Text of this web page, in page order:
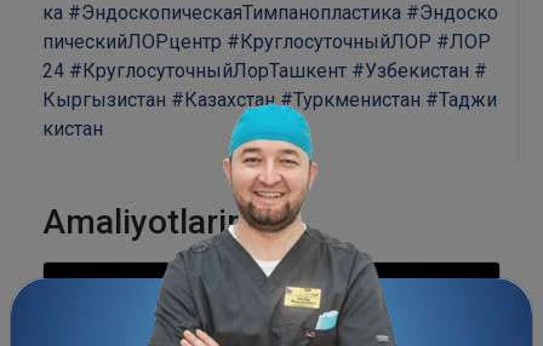
ка #ЭндоскопическаяТимпанопластика #Эндоско
пическийЛОРцентр #КруглосуточныйЛОР #ЛОР
24 #КруглосуточныйЛорТашкент #Узбекистан #
Кыргызистан #Казахстан #Туркменистан #Таджи
кистан
Amaliyotlarimiz